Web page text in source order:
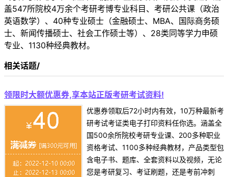
盖547所院校4万余个考研考博专业科目、考研公共课（政治
英语数学）、40种专业硕士（金融硕士、MBA、国际商务硕
士、新闻传播硕士、社会工作硕士等）、28类同等学力申硕
专业、1130种经典教材。
相关话题/
领限时大额优惠券,享本站正版考研考试资料!
优惠券领取后72小时内有效，10万种最新考
研考试考证类电子打印资料任你选。涵盖全
国500余所院校考研专业课、200多种职业
资格考试、1100多种经典教材，产品类型包
含电子书、题库、全套资料以及视频，无论
您是考研复习、考证刷题，还是考前冲刺